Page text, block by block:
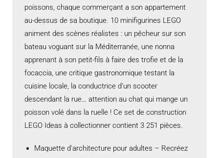
poissons, chaque commerçant a son appartement
au-dessus de sa boutique. 10 minifigurines LEGO
animent des scènes réalistes : un pêcheur sur son
bateau voguant sur la Méditerranée, une nonna
apprenant à son petit-fils à faire des trofie et de la
focaccia, une critique gastronomique testant la
cuisine locale, la conductrice d’un scooter
descendant la rue… attention au chat qui mange un
poisson volé dans la ruelle ! Ce set de construction
LEGO Ideas à collectionner contient 3 251 pièces.
Maquette d’architecture pour adultes – Recréez